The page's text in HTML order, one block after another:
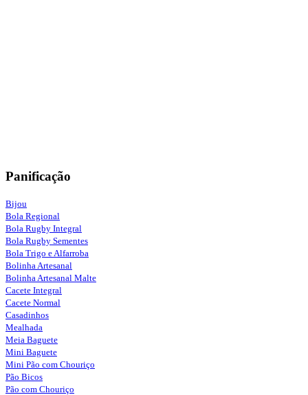
Panificação
Bijou
Bola Regional
Bola Rugby Integral
Bola Rugby Sementes
Bola Trigo e Alfarroba
Bolinha Artesanal
Bolinha Artesanal Malte
Cacete Integral
Cacete Normal
Casadinhos
Mealhada
Meia Baguete
Mini Baguete
Mini Pão com Chouriço
Pão Bicos
Pão com Chouriço